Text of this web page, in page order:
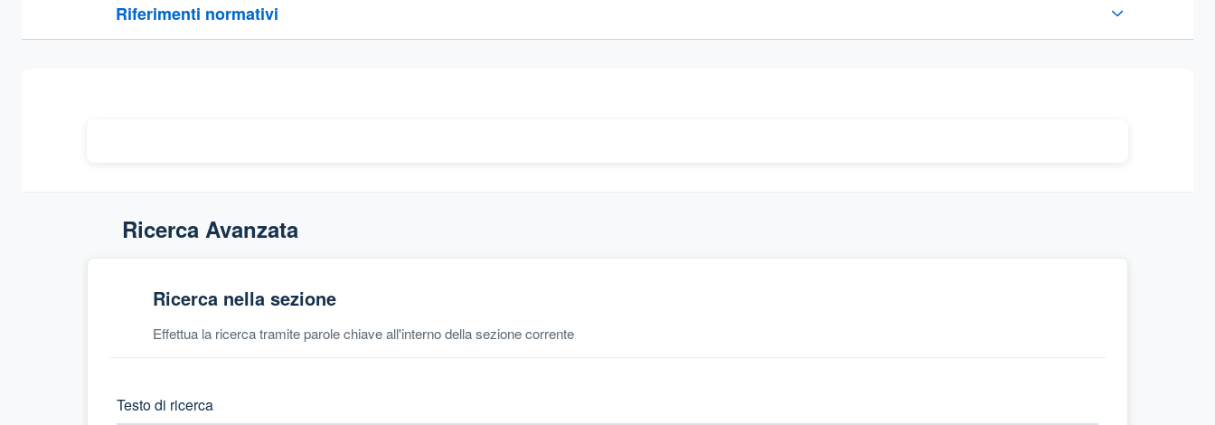
Riferimenti normativi
Sezione compressa
Ricerca Avanzata
Ricerca nella sezione
Effettua la ricerca tramite parole chiave all'interno della sezione corrente
Testo di ricerca